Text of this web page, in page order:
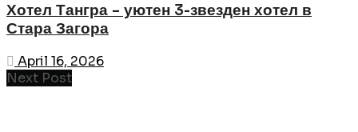
Хотел Тангра – уютен 3-звезден хотел в
Стара Загора
April 16, 2026
Next Post